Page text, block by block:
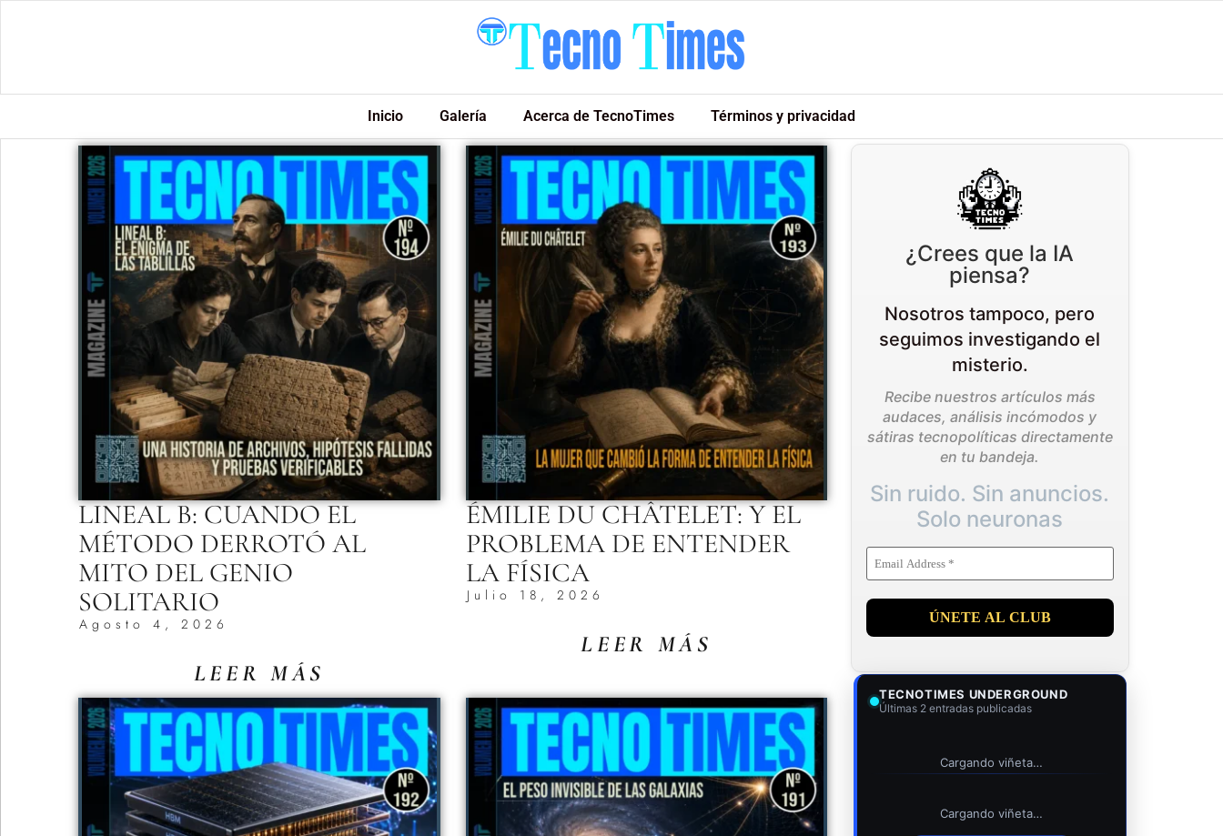
Inicio Galería Acerca de TecnoTimes Términos y privacidad
LINEAL B: CUANDO EL
MÉTODO DERROTÓ AL
MITO DEL GENIO
SOLITARIO
Agosto 4, 2026
LEER MÁS
ÉMILIE DU CHÂTELET: Y EL
PROBLEMA DE ENTENDER
LA FÍSICA
Julio 18, 2026
LEER MÁS
¿Crees que la IA
piensa?
Nosotros tampoco, pero
seguimos investigando el
misterio.
Recibe nuestros artículos más
audaces, análisis incómodos y
sátiras tecnopolíticas directamente
en tu bandeja.
Sin ruido. Sin anuncios.
Solo neuronas
TECNOTIMES UNDERGROUND
Últimas 2 entradas publicadas
Cargando viñeta…
Cargando viñeta…